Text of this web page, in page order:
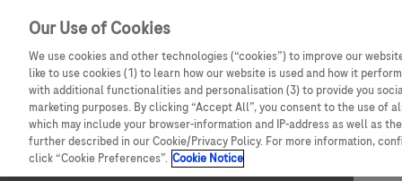
Our Use of Cookies
We use cookies and other technologies (“cookies”) to improve our
like to use cookies (1) to learn how our website is used and how it
with additional functionalities and personalisation (3) to provide you
marketing purposes. By clicking “Accept All”, you consent to the use of
which may include your browser-information and IP-address as well as
further described in our Cookie/Privacy Policy. For more information,
click “Cookie Preferences”. Cookie Notice